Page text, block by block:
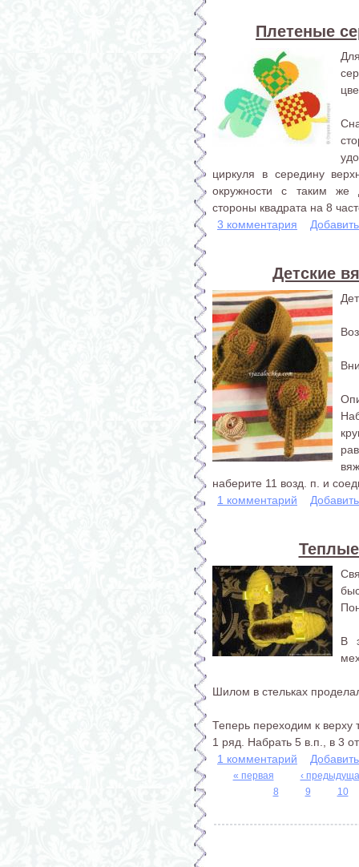
Плетеные
циркуля в середину
окружности с таким
стороны квадрата на 8
3 комментария
Детские
наберите 11 возд. п. и
1 комментарий
В
Шилом в стельках
Теперь переходим к верху
1 ряд. Набрать 5 в.п., в 3
1 комментарий
« первая
‹
8
9 10